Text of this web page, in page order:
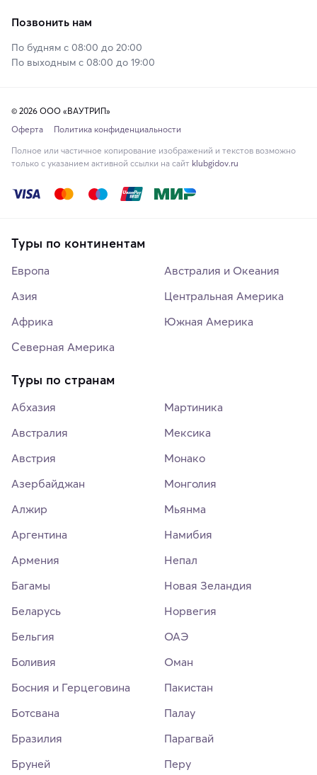
Позвонить нам
По будням с 08:00 до 20:00
По выходным с 08:00 до 19:00
© 2026 ООО «ВАУТРИП»
Оферта
Политика конфиденциальности
Полное или частичное копирование изображений и текстов возможно
только с указанием активной ссылки на сайт klubgidov.ru
Туры по континентам
Европа
Азия
Африка
Северная Америка
Австралия и Океания
Центральная Америка
Южная Америка
Туры по странам
Абхазия
Австралия
Австрия
Азербайджан
Алжир
Аргентина
Армения
Багамы
Беларусь
Бельгия
Боливия
Босния и Герцеговина
Ботсвана
Бразилия
Бруней
Мартиника
Мексика
Монако
Монголия
Мьянма
Намибия
Непал
Новая Зеландия
Норвегия
ОАЭ
Оман
Пакистан
Палау
Парагвай
Перу